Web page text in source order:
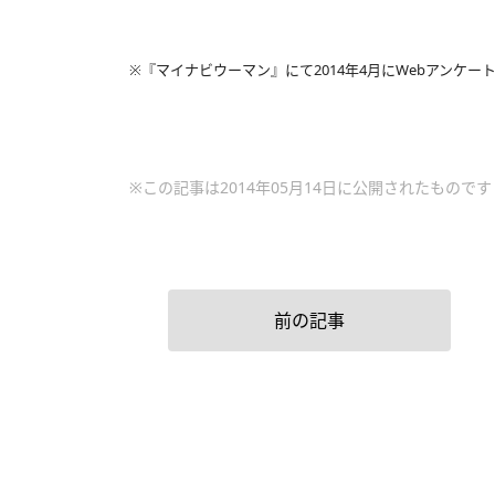
※『マイナビウーマン』にて2014年4月にWebアンケー
※この記事は2014年05月14日に公開されたものです
前の記事